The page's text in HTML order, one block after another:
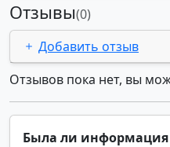
Отзывы(0)
Добавить отзыв
Отзывов пока нет, вы
Была ли информация